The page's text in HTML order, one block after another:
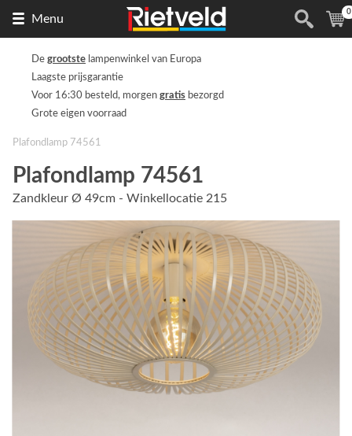
Menu
de
(
0
De grootste lampenwinkel van Europa
Laagste prijsgarantie
Voor 16:30 besteld, morgen gratis bezorgd
Grote eigen voorraad
Plafondlamp 74561
Plafondlamp 74561
Zandkleur Ø 49cm - Winkellocatie 215